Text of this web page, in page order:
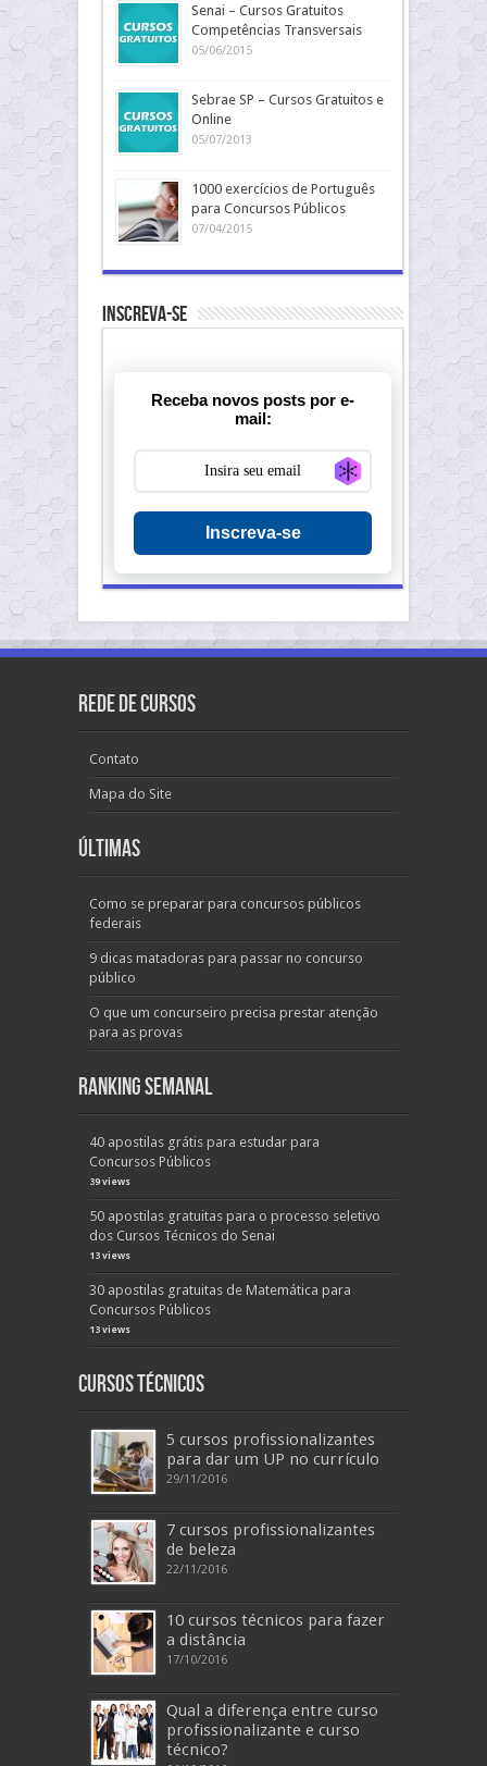
Senai – Cursos Gratuitos
Competências Transversais
05/06/2015
Sebrae SP – Cursos Gratuitos e
Online
05/07/2013
1000 exercícios de Português
para Concursos Públicos
07/04/2015
Inscreva-se
Receba novos posts por e-
mail:
Generate new
Inscreva-se
Rede de Cursos
Contato
Mapa do Site
Últimas
Como se preparar para concursos públicos
federais
9 dicas matadoras para passar no concurso
público
O que um concurseiro precisa prestar atenção
para as provas
Ranking Semanal
40 apostilas grátis para estudar para
Concursos Públicos
39 views
50 apostilas gratuitas para o processo seletivo
dos Cursos Técnicos do Senai
13 views
30 apostilas gratuitas de Matemática para
Concursos Públicos
13 views
Cursos Técnicos
5 cursos profissionalizantes
para dar um UP no currículo
29/11/2016
7 cursos profissionalizantes
de beleza
22/11/2016
10 cursos técnicos para fazer
a distância
17/10/2016
Qual a diferença entre curso
profissionalizante e curso
técnico?